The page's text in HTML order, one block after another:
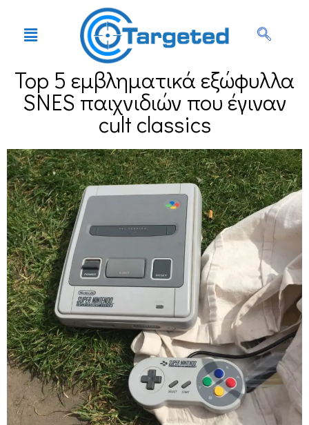
Top 5 εμβληματικά εξώφυλλα
SNES παιχνιδιών που έγιναν
cult classics